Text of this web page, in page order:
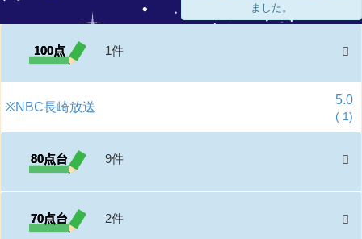
ました。
100点 1件
※NBC長崎放送
5.0
( 1)
80点台 9件
70点台 2件